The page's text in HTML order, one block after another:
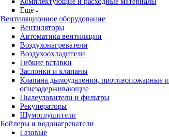
Ещё
Вентиляционное оборудование
Вентиляторы
Автоматика вентиляции
Воздухонагреватели
Воздухоохладители
Гибкие вставки
Заслонки и клапаны
Клапана дымоудаления, противопожарные и
огнезадерживающие
Пылеуловители и фильтры
Рекуператоры
Шумоглушители
Бойлеры и водонагреватели
Газовые